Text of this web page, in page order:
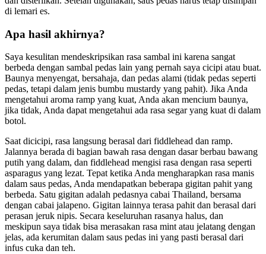
di lemari es.
Apa hasil akhirnya?
Saya kesulitan mendeskripsikan rasa sambal ini karena sangat
berbeda dengan sambal pedas lain yang pernah saya cicipi atau buat.
Baunya menyengat, bersahaja, dan pedas alami (tidak pedas seperti
pedas, tetapi dalam jenis bumbu mustardy yang pahit). Jika Anda
mengetahui aroma ramp yang kuat, Anda akan mencium baunya,
jika tidak, Anda dapat mengetahui ada rasa segar yang kuat di dalam
botol.
Saat dicicipi, rasa langsung berasal dari fiddlehead dan ramp.
Jalannya berada di bagian bawah rasa dengan dasar berbau bawang
putih yang dalam, dan fiddlehead mengisi rasa dengan rasa seperti
asparagus yang lezat. Tepat ketika Anda mengharapkan rasa manis
dalam saus pedas, Anda mendapatkan beberapa gigitan pahit yang
berbeda. Satu gigitan adalah pedasnya cabai Thailand, bersama
dengan cabai jalapeno. Gigitan lainnya terasa pahit dan berasal dari
perasan jeruk nipis. Secara keseluruhan rasanya halus, dan
meskipun saya tidak bisa merasakan rasa mint atau jelatang dengan
jelas, ada kerumitan dalam saus pedas ini yang pasti berasal dari
infus cuka dan teh.